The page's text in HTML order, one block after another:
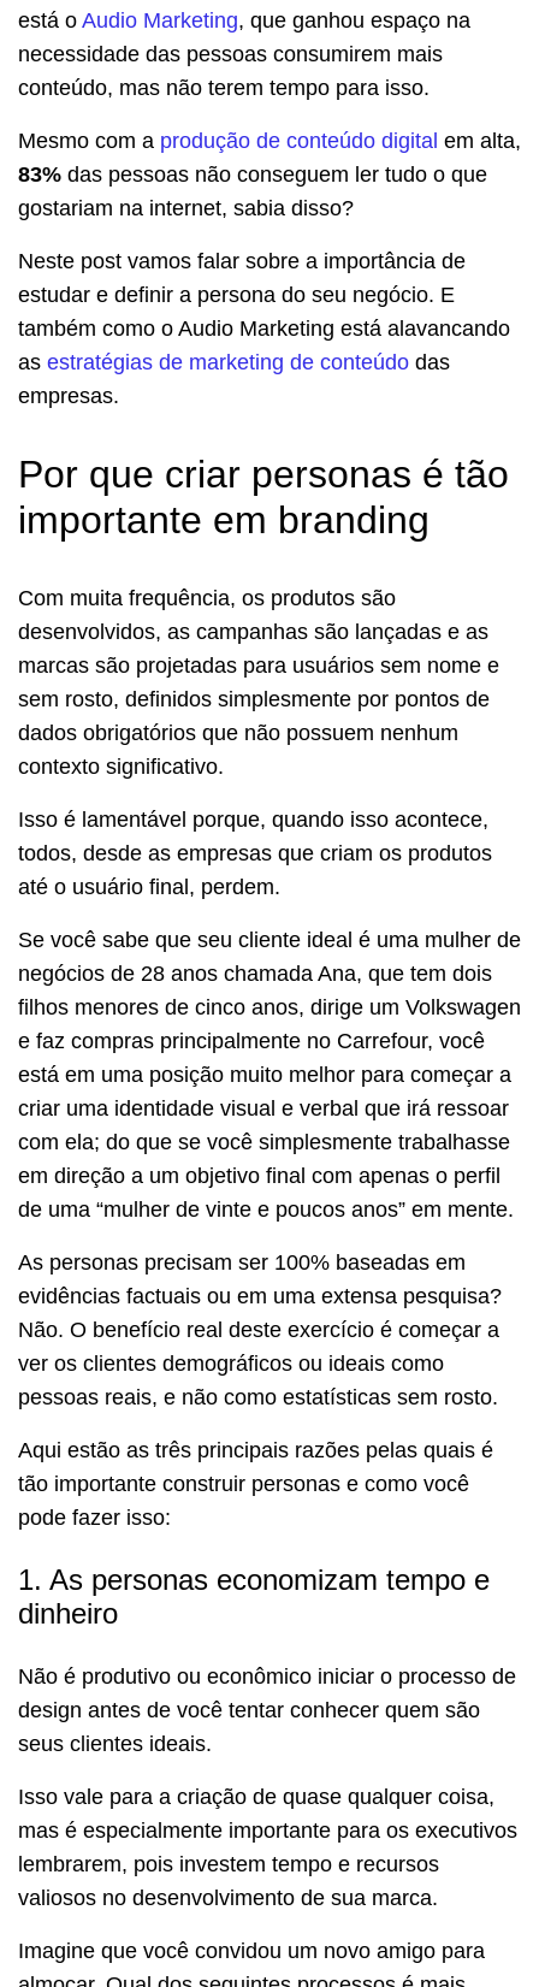
está o Audio Marketing, que ganhou espaço na
necessidade das pessoas consumirem mais
conteúdo, mas não terem tempo para isso.
Mesmo com a produção de conteúdo digital em alta,
83% das pessoas não conseguem ler tudo o que
gostariam na internet, sabia disso?
Neste post vamos falar sobre a importância de
estudar e definir a persona do seu negócio. E
também como o Audio Marketing está alavancando
as estratégias de marketing de conteúdo das
empresas.
Por que criar personas é tão
importante em branding
Com muita frequência, os produtos são
desenvolvidos, as campanhas são lançadas e as
marcas são projetadas para usuários sem nome e
sem rosto, definidos simplesmente por pontos de
dados obrigatórios que não possuem nenhum
contexto significativo.
Isso é lamentável porque, quando isso acontece,
todos, desde as empresas que criam os produtos
até o usuário final, perdem.
Se você sabe que seu cliente ideal é uma mulher de
negócios de 28 anos chamada Ana, que tem dois
filhos menores de cinco anos, dirige um Volkswagen
e faz compras principalmente no Carrefour, você
está em uma posição muito melhor para começar a
criar uma identidade visual e verbal que irá ressoar
com ela; do que se você simplesmente trabalhasse
em direção a um objetivo final com apenas o perfil
de uma “mulher de vinte e poucos anos” em mente.
As personas precisam ser 100% baseadas em
evidências factuais ou em uma extensa pesquisa?
Não. O benefício real deste exercício é começar a
ver os clientes demográficos ou ideais como
pessoas reais, e não como estatísticas sem rosto.
Aqui estão as três principais razões pelas quais é
tão importante construir personas e como você
pode fazer isso:
1. As personas economizam tempo e
dinheiro
Não é produtivo ou econômico iniciar o processo de
design antes de você tentar conhecer quem são
seus clientes ideais.
Isso vale para a criação de quase qualquer coisa,
mas é especialmente importante para os executivos
lembrarem, pois investem tempo e recursos
valiosos no desenvolvimento de sua marca.
Imagine que você convidou um novo amigo para